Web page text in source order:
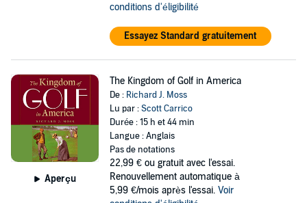
conditions d'éligibilité
Essayez Standard gratuitement
Aperçu
The Kingdom of Golf in America
De : Richard J. Moss
Lu par :Scott Carrico
Durée : 15 h et 44 min
Langue : Anglais
Pas de notations
22,99 € ou gratuit avec l'essai.
Renouvellement automatique à
5,99 €/mois après l'essai. Voir